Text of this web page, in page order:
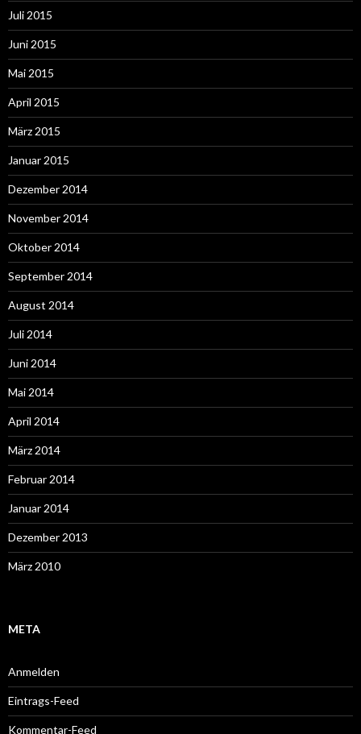
Juli 2015
Juni 2015
Mai 2015
April 2015
März 2015
Januar 2015
Dezember 2014
November 2014
Oktober 2014
September 2014
August 2014
Juli 2014
Juni 2014
Mai 2014
April 2014
März 2014
Februar 2014
Januar 2014
Dezember 2013
März 2010
META
Anmelden
Eintrags-Feed
Kommentar-Feed